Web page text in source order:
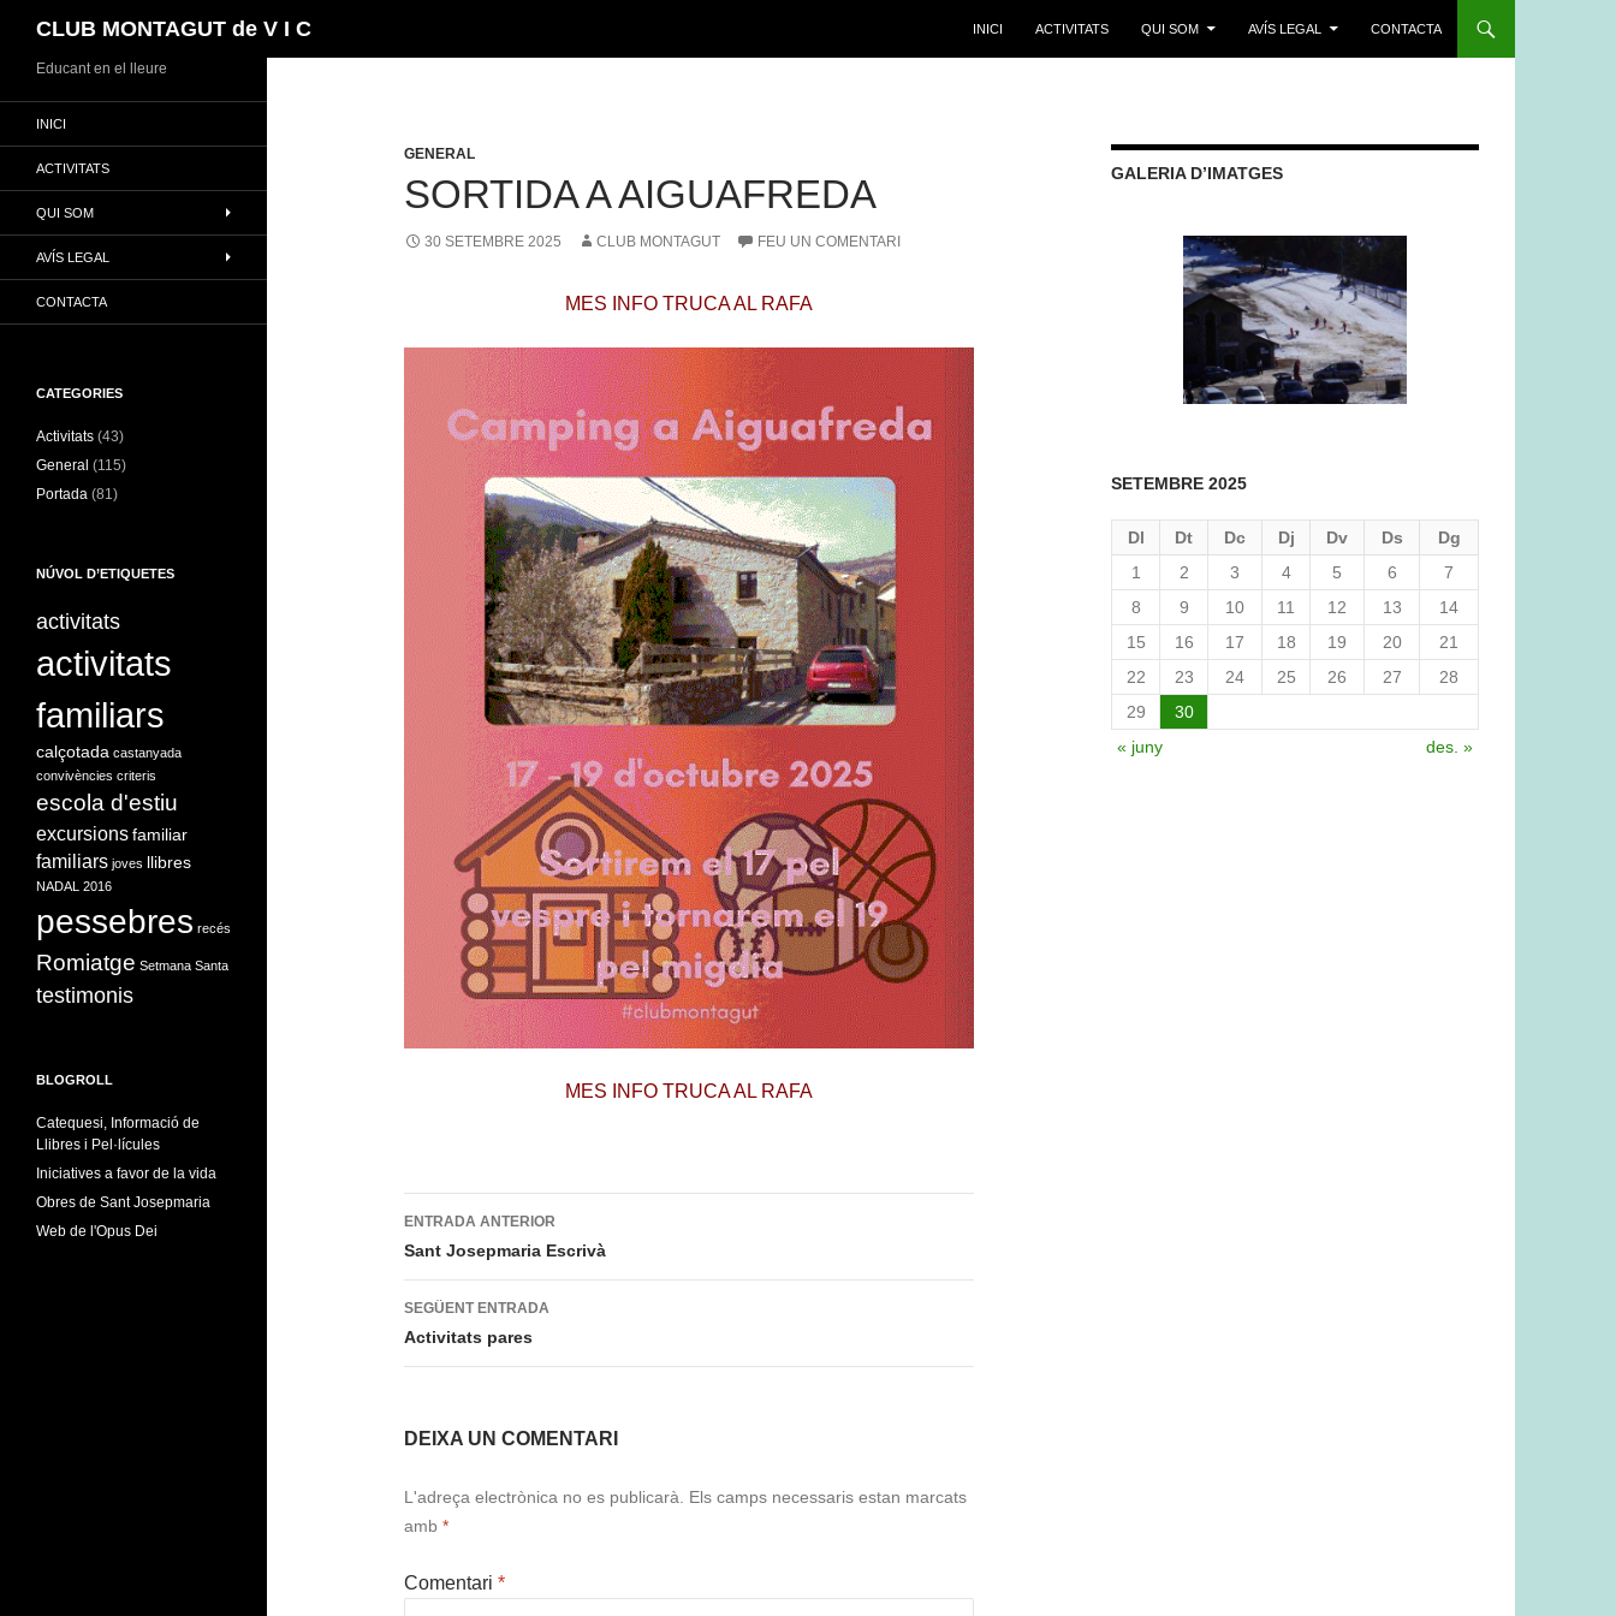
al
contingut
CLUB MONTAGUT de V I C INICI ACTIVITATS QUI SOM AVÍS LEGAL CONTACTA
GENERAL
SORTIDA A AIGUAFREDA
30 SETEMBRE 2025 CLUB MONTAGUT FEU UN COMENTARI
MES INFO TRUCA AL RAFA
MES INFO TRUCA AL RAFA
Navegació
per
les
entrades
ENTRADA ANTERIOR
Sant Josepmaria Escrivà
SEGÜENT ENTRADA
Activitats pares
DEIXA UN COMENTARI
L'adreça electrònica no es publicarà. Els camps necessaris estan marcats
amb *
Comentari *
GALERIA D’IMATGES
SETEMBRE 2025
Dl Dt Dc Dj Dv Ds
Dg
1
2 3 4 5 6
7
8
9 10 11 12 13
14
15
16 17 18 19 20
21
22
23 24 25 26 27
28
29
30
« juny
des. »
Educant en el lleure
INICI
ACTIVITATS
QUI SOM
AVÍS LEGAL
CONTACTA
CATEGORIES
Activitats (43)
General (115)
Portada (81)
NÚVOL D’ETIQUETES
activitats
activitats
familiars
calçotada castanyada
convivències criteris
escola d'estiu
excursions familiar
familiars joves llibres
NADAL 2016
pessebres recés
Romiatge Setmana Santa
testimonis
BLOGROLL
Catequesi, Informació de
Llibres i Pel·lícules
Iniciatives a favor de la vida
Obres de Sant Josepmaria
Web de l'Opus Dei